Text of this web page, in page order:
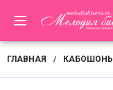
ГЛАВНАЯ / КАБОШОНЫ